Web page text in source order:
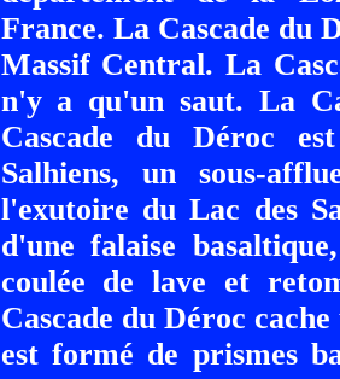
France. La Cascade du
Massif Central. La
n'y a qu'un saut. La
Cascade du Déroc
Salhiens, un sous-
l'exutoire du Lac des
d'une falaise
coulée de lave et
Cascade du Déroc
est formé de prismes